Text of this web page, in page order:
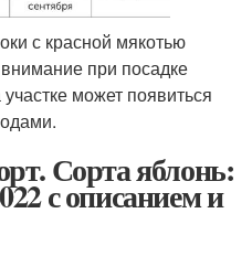
с красной мякотью
при посадке
может появиться
Сорта яблонь:
с описанием и